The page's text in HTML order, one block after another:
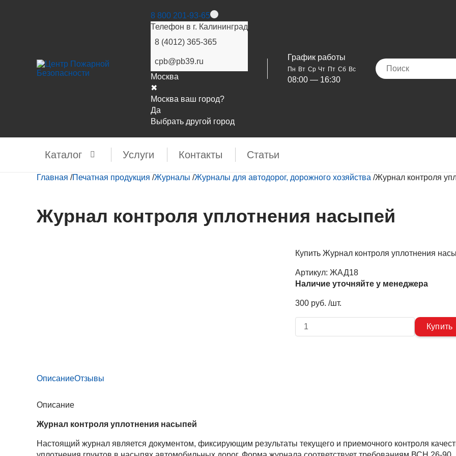
8 800 201-93-65
Телефон в г. Калининград
8 (4012) 365-365
cpb@pb39.ru
Москва
✖
Москва ваш город?
Да
Выбрать другой город
График работы
Пн Вт Ср Чт Пт Сб Вс
08:00 — 16:30
Каталог Услуги Контакты Cтатьи
Главная /Печатная продукция /Журналы /Журналы для автодорог, дорожного хозяйства /Журнал контроля
Журнал контроля уплотнения насыпей
Купить Журнал контроля уплотнения
Артикул:ЖАД18
Наличие уточняйте у менеджера
300 руб. /шт.
ОписаниеОтзывы
Описание
Журнал контроля уплотнения насыпей
Настоящий журнал является документом, фиксирующим результаты текущего и приемочного контроля